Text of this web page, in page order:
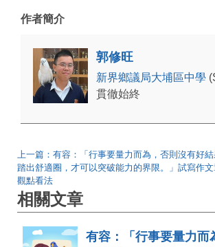
作者簡介
郭修旺
新界鄉議局大埔區中學
貫徹始終
上一篇：有容：「行事要量力而為，否則沒有好
踏出舒適圈，才可以突破能力的界限。」試寫作
觀點看法
相關文章
有容：「行事要量力而